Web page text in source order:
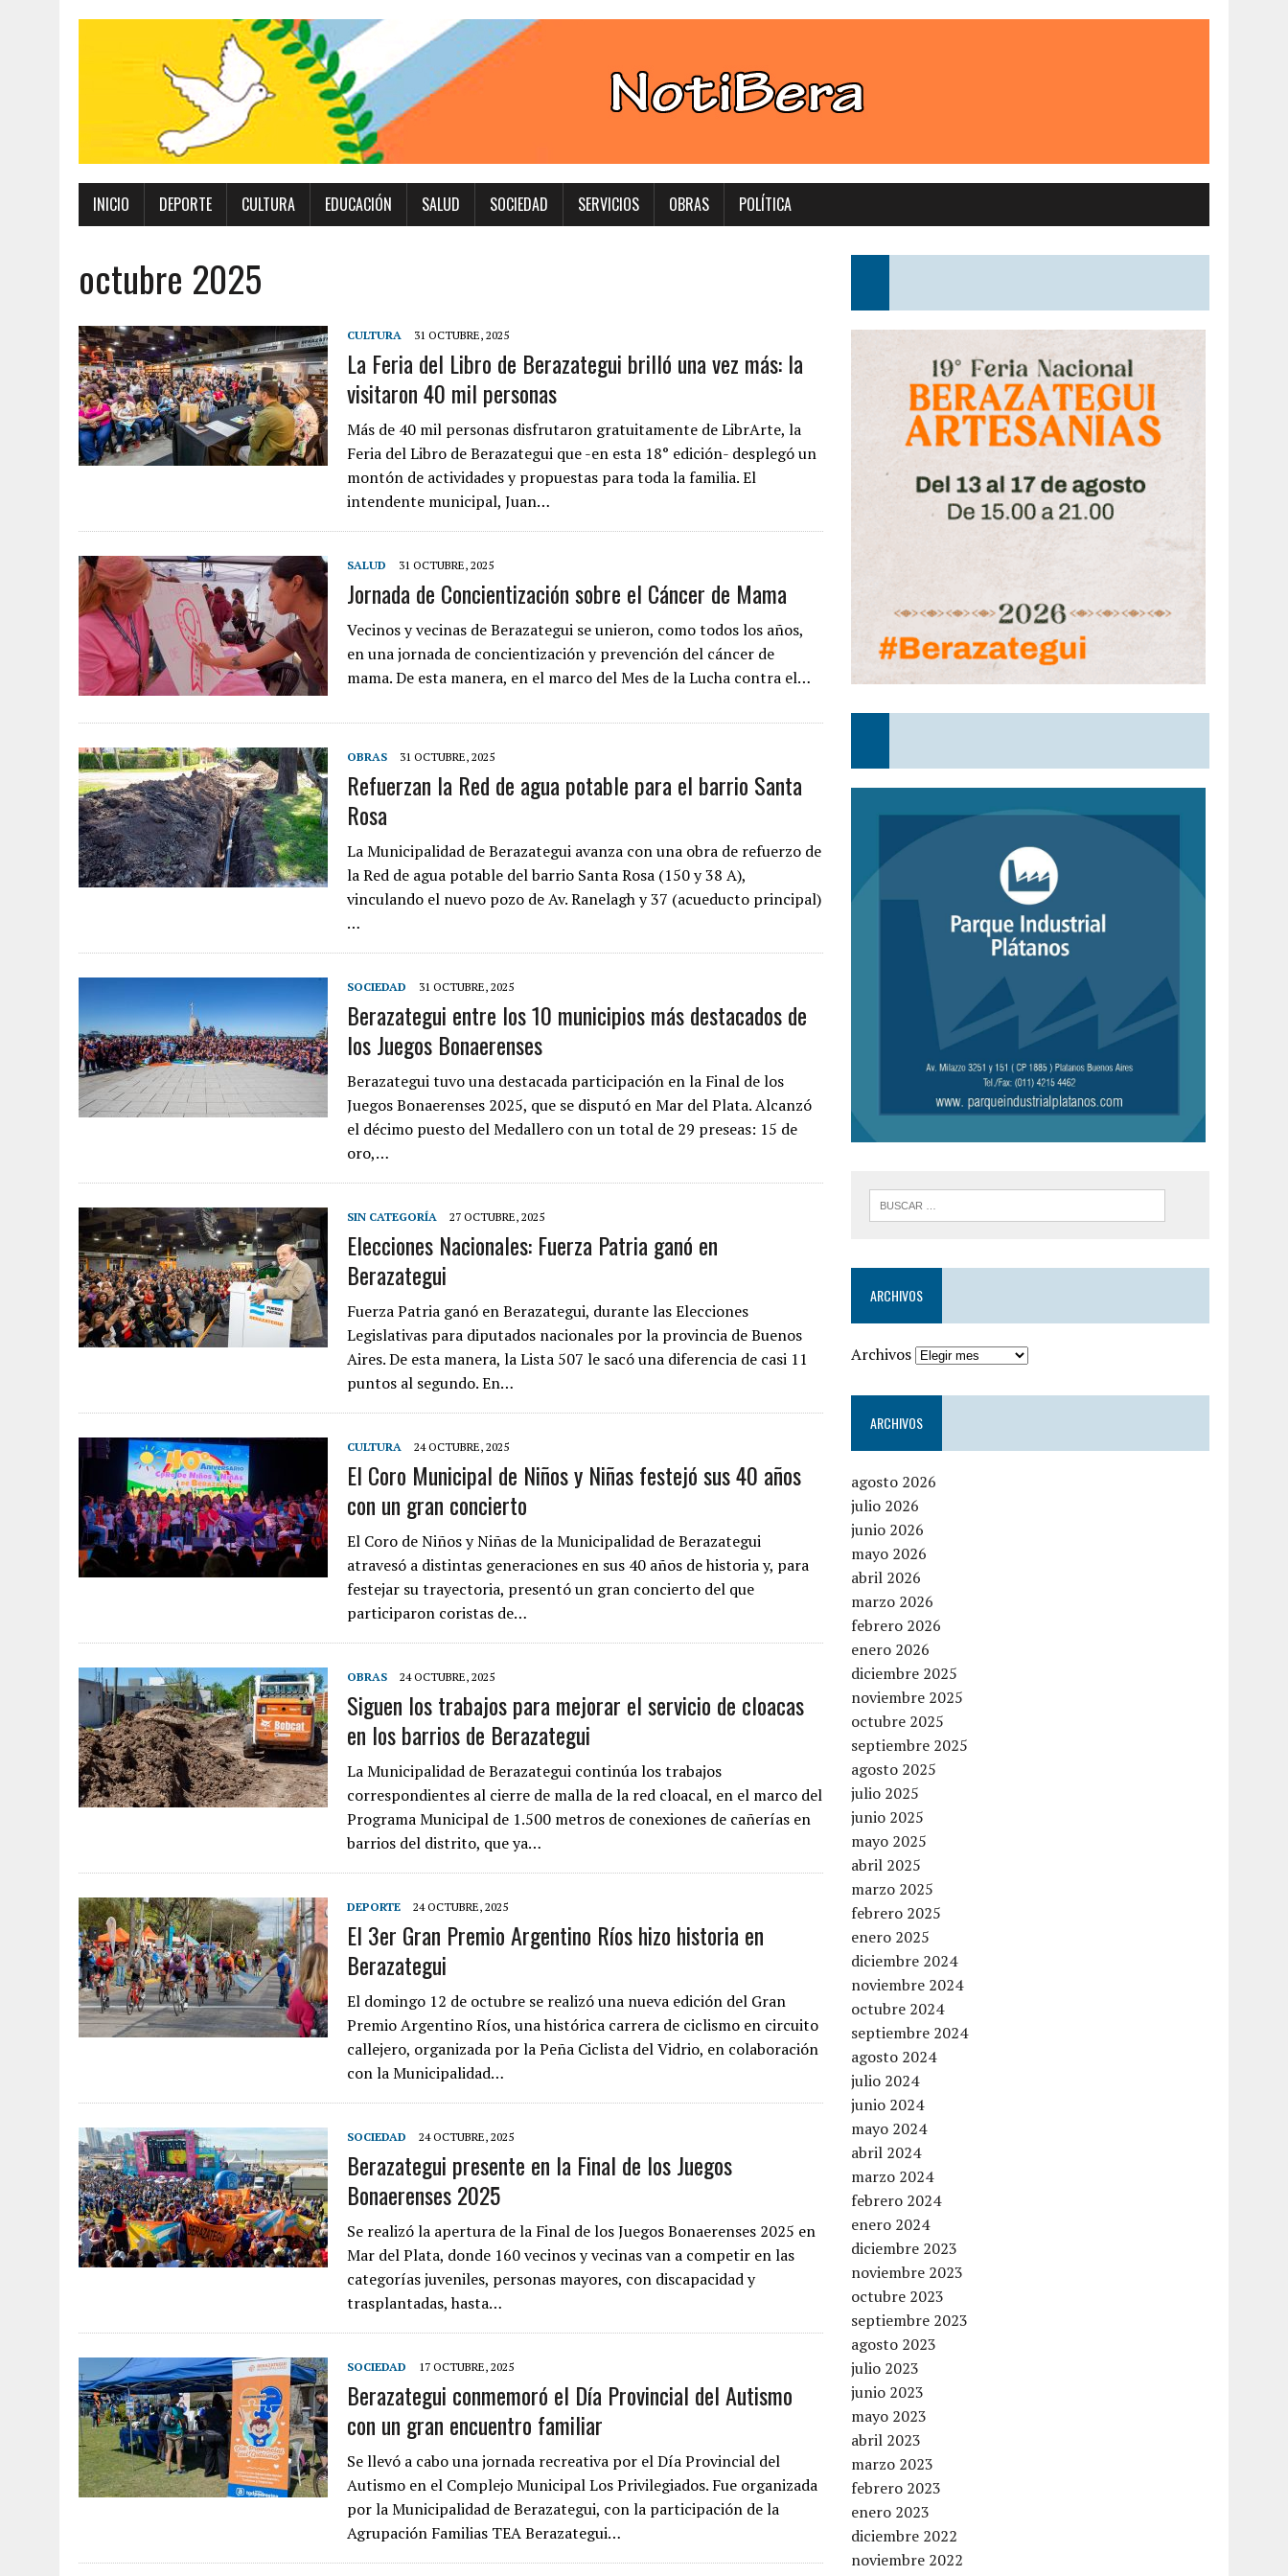
INICIO DEPORTE CULTURA EDUCACIÓN SALUD SOCIEDAD SERVICIOS OBRAS POLÍTICA
octubre 2025
CULTURA 31 OCTUBRE, 2025
La Feria del Libro de Berazategui brilló una vez más: la
visitaron 40 mil personas
Más de 40 mil personas disfrutaron gratuitamente de LibrArte, la
Feria del Libro de Berazategui que -en esta 18° edición- desplegó un
montón de actividades y propuestas para toda la familia. El
intendente municipal, Juan…
SALUD 31 OCTUBRE, 2025
Jornada de Concientización sobre el Cáncer de Mama
Vecinos y vecinas de Berazategui se unieron, como todos los años,
en una jornada de concientización y prevención del cáncer de
mama. De esta manera, en el marco del Mes de la Lucha contra el…
OBRAS 31 OCTUBRE, 2025
Refuerzan la Red de agua potable para el barrio Santa
Rosa
La Municipalidad de Berazategui avanza con una obra de refuerzo de
la Red de agua potable del barrio Santa Rosa (150 y 38 A),
vinculando el nuevo pozo de Av. Ranelagh y 37 (acueducto principal)
…
SOCIEDAD 31 OCTUBRE, 2025
Berazategui entre los 10 municipios más destacados de
los Juegos Bonaerenses
Berazategui tuvo una destacada participación en la Final de los
Juegos Bonaerenses 2025, que se disputó en Mar del Plata. Alcanzó
el décimo puesto del Medallero con un total de 29 preseas: 15 de
oro,…
SIN CATEGORÍA 27 OCTUBRE, 2025
Elecciones Nacionales: Fuerza Patria ganó en
Berazategui
Fuerza Patria ganó en Berazategui, durante las Elecciones
Legislativas para diputados nacionales por la provincia de Buenos
Aires. De esta manera, la Lista 507 le sacó una diferencia de casi 11
puntos al segundo. En…
CULTURA 24 OCTUBRE, 2025
El Coro Municipal de Niños y Niñas festejó sus 40 años
con un gran concierto
El Coro de Niños y Niñas de la Municipalidad de Berazategui
atravesó a distintas generaciones en sus 40 años de historia y, para
festejar su trayectoria, presentó un gran concierto del que
participaron coristas de…
OBRAS 24 OCTUBRE, 2025
Siguen los trabajos para mejorar el servicio de cloacas
en los barrios de Berazategui
La Municipalidad de Berazategui continúa los trabajos
correspondientes al cierre de malla de la red cloacal, en el marco del
Programa Municipal de 1.500 metros de conexiones de cañerías en
barrios del distrito, que ya…
DEPORTE 24 OCTUBRE, 2025
El 3er Gran Premio Argentino Ríos hizo historia en
Berazategui
El domingo 12 de octubre se realizó una nueva edición del Gran
Premio Argentino Ríos, una histórica carrera de ciclismo en circuito
callejero, organizada por la Peña Ciclista del Vidrio, en colaboración
con la Municipalidad…
SOCIEDAD 24 OCTUBRE, 2025
Berazategui presente en la Final de los Juegos
Bonaerenses 2025
Se realizó la apertura de la Final de los Juegos Bonaerenses 2025 en
Mar del Plata, donde 160 vecinos y vecinas van a competir en las
categorías juveniles, personas mayores, con discapacidad y
trasplantadas, hasta…
SOCIEDAD 17 OCTUBRE, 2025
Berazategui conmemoró el Día Provincial del Autismo
con un gran encuentro familiar
Se llevó a cabo una jornada recreativa por el Día Provincial del
Autismo en el Complejo Municipal Los Privilegiados. Fue organizada
por la Municipalidad de Berazategui, con la participación de la
Agrupación Familias TEA Berazategui…
ARCHIVOS
Archivos
ARCHIVOS
agosto 2026
julio 2026
junio 2026
mayo 2026
abril 2026
marzo 2026
febrero 2026
enero 2026
diciembre 2025
noviembre 2025
octubre 2025
septiembre 2025
agosto 2025
julio 2025
junio 2025
mayo 2025
abril 2025
marzo 2025
febrero 2025
enero 2025
diciembre 2024
noviembre 2024
octubre 2024
septiembre 2024
agosto 2024
julio 2024
junio 2024
mayo 2024
abril 2024
marzo 2024
febrero 2024
enero 2024
diciembre 2023
noviembre 2023
octubre 2023
septiembre 2023
agosto 2023
julio 2023
junio 2023
mayo 2023
abril 2023
marzo 2023
febrero 2023
enero 2023
diciembre 2022
noviembre 2022